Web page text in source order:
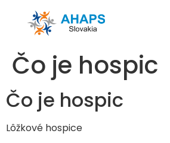
Čo je hospic
Čo je hospic
Lôžkové hospice